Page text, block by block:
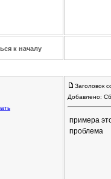
к началу
Заголовок
Добавлено:
примера
проблема